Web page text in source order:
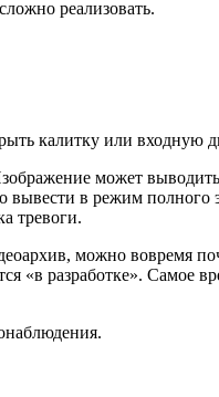
реализовать.
калитку или входную
может
в режим
тревоги.
можно вовремя
«в разработке». Самое